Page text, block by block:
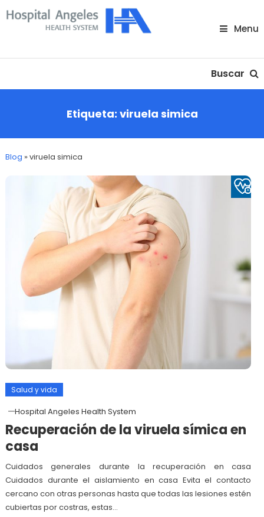
Skip
To
Menu
Buscar
Etiqueta: viruela simica
Blog »viruela simica
Salud y vida
Hospital Angeles Health System
Recuperación de la viruela símica en
casa
Cuidados generales durante la recuperación en casa
Cuidados durante el aislamiento en casa Evita el contacto
cercano con otras personas hasta que todas las lesiones estén
cubiertas por costras, estas…